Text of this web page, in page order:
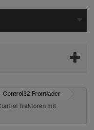
Control32 Frontlader
Traktoren mit